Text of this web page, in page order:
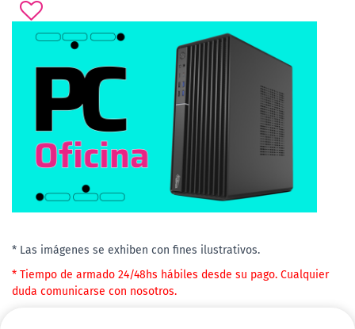
* Las imágenes se exhiben con fines ilustrativos.
* Tiempo de armado 24/48hs hábiles desde su pago. Cualquier
duda comunicarse con nosotros.